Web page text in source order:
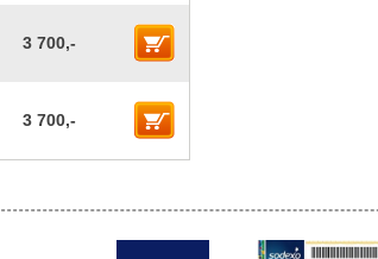
3 700,-
3 700,-